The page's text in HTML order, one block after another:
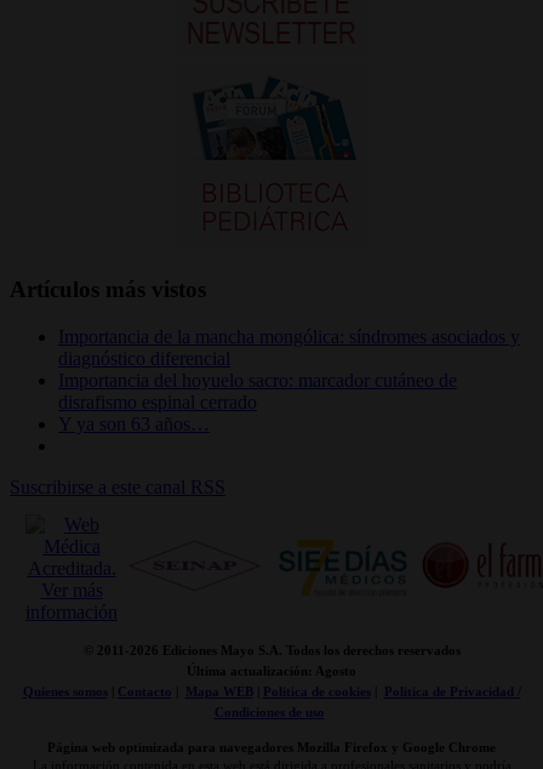
Artículos más vistos
Importancia de la mancha mongólica: síndromes asociados y
diagnóstico diferencial
Importancia del hoyuelo sacro: marcador cutáneo de
disrafismo espinal cerrado
Y ya son 63 años…
Suscribirse a este canal RSS
© 2011- 2026 Ediciones Mayo S.A. Todos los derechos reservados
Última actualización: Agosto
Quienes somos| Contacto Mapa WEB| Politica de cookies|
Politica de Privacidad /
Condiciones de uso
Página web optimizada para navegadores Mozilla Firefox y Google Chrome
La información contenida en esta web está dirigida a profesionales sanitarios y podría